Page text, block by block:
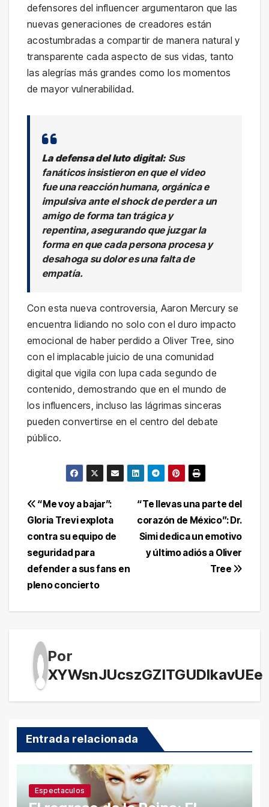
defensores del influencer argumentaron que las
nuevas generaciones de creadores están
acostumbradas a compartir de manera natural y
transparente cada aspecto de sus vidas, tanto
las alegrías más grandes como los momentos
de mayor vulnerabilidad.
La defensa del luto digital: Sus
fanáticos insistieron en que el video
fue una reacción humana, orgánica e
impulsiva ante el shock de perder a un
amigo de forma tan trágica y
repentina, asegurando que juzgar la
forma en que cada persona procesa y
desahoga su dolor es una falta de
empatía.
Con esta nueva controversia, Aaron Mercury se
encuentra lidiando no solo con el duro impacto
emocional de haber perdido a Oliver Tree, sino
con el implacable juicio de una comunidad
digital que vigila con lupa cada segundo de
contenido, demostrando que en el mundo de
los influencers, incluso las lágrimas sinceras
pueden convertirse en el centro del debate
público.
Navegación
de
entradas
“Te llevas una parte del
corazón de México”: Dr.
Simi dedica un emotivo
y último adiós a Oliver
Tree
“Me voy a bajar”:
Gloria Trevi explota
contra su equipo de
seguridad para
defender a sus fans en
pleno concierto
Por
XYWsnJUcszGZITGUDlkavUEe
Entrada relacionada
Espectaculos